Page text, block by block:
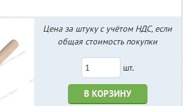
Цена за штуку с учётом НДС, если
общая стоимость покупки
шт.
В КОРЗИНУ